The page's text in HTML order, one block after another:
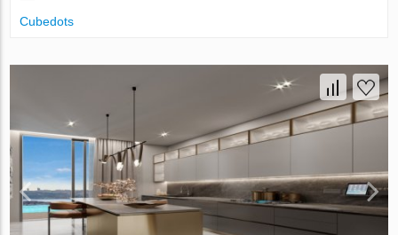
Cubedots